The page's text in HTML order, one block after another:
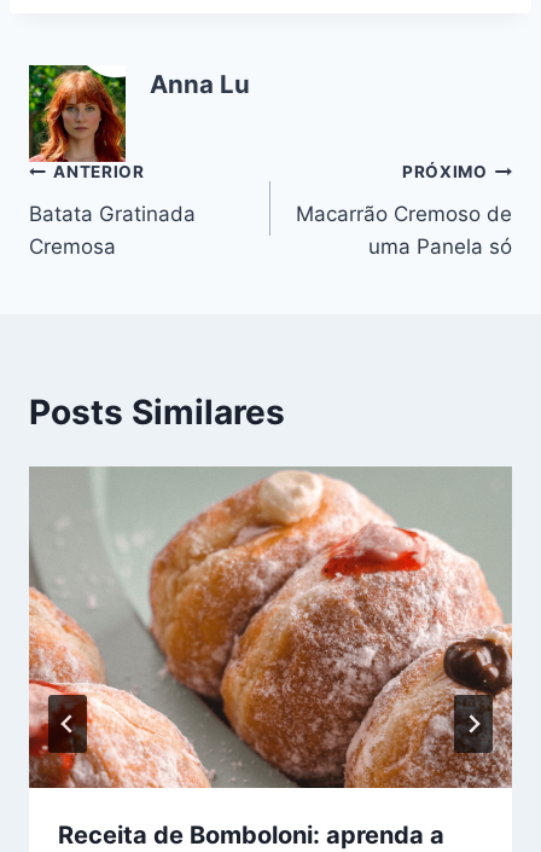
e
b
o
o
k
st A a
k
Anna Lu
Navegação
de
ANTERIOR
Batata Gratinada
Cremosa
PRÓXIMO
Macarrão Cremoso de
uma Panela só
Posts Similares
Receita de Bomboloni: aprenda a